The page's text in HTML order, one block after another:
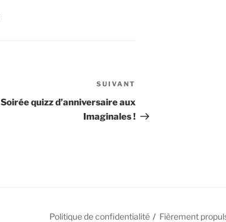
suivant
SUIVANT
Soirée quizz d’anniversaire aux
Imaginales !
Politique de confidentialité Fièrement